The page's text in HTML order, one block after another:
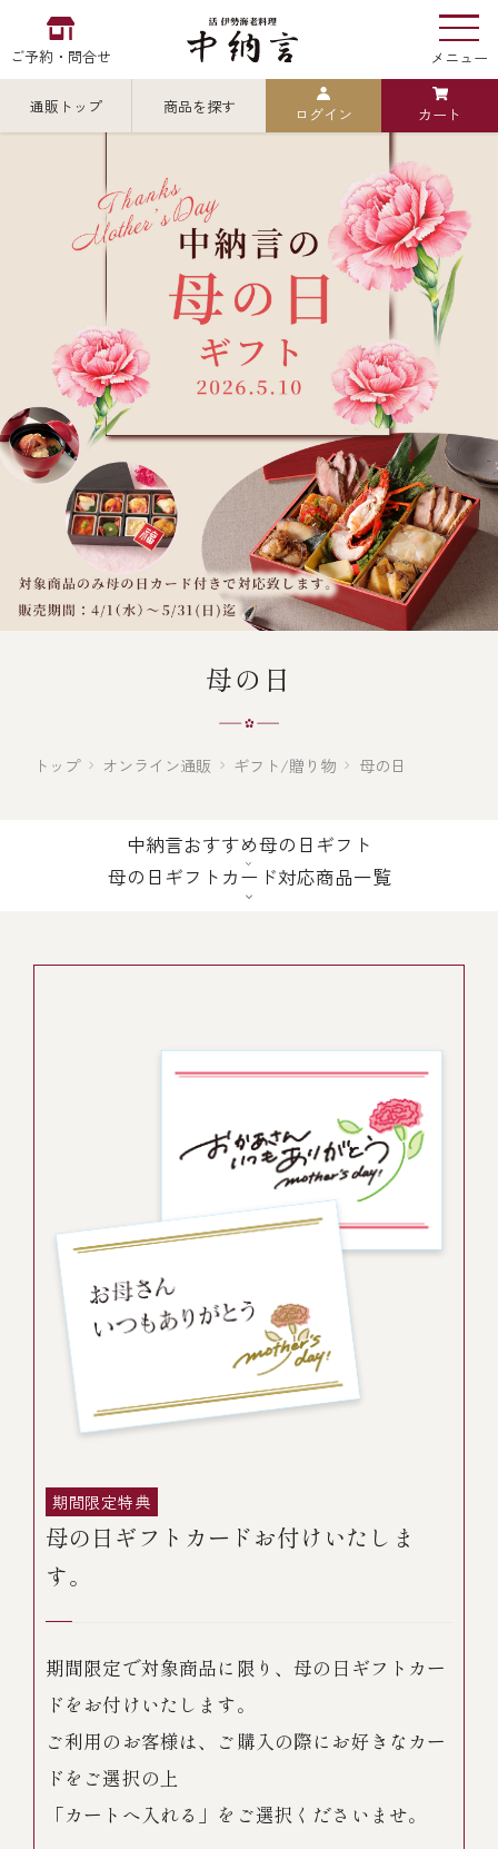
ご予約・問合せ メニュー
お食い初め
中納言の伊勢海老
用途・シーン
ご結婚式 1.5次会・
二次会
レストラン
オンライン通販
(造り/焼物/蒸し/ボイル伊勢海老)
(ごちそう重/誕生日重/還暦重/お食い初め重)
(生おせち/おせち冷凍)
(中納言/鉄板焼ひかり)
（中納言厨房）
弁当宅配・仕出し
製薬会社・MR 採用情報
ご意見・お問合せ
通販トップ 商品を探す
検索
カテゴリから探す 全ての商品を見る
伊勢海老
全ての商品を見る
お造り（お刺身）
焼物
蒸し
ボイル伊勢海老
ごちそう重
全ての商品を見る
ごちそう重
還暦重
おせち
全ての商品を見る
生おせち
海鮮鍋
海鮮ＢＢＱ
スープ・スープカレー
お味噌汁
鉄板焼ひかり
お弁当（冷凍）
ギフト/贈り物
価格で探す
～￥2,999
￥5,000～￥9,999
￥15,000～￥19,999
￥20,000～
ログイン カート
母の日
トップ オンライン通販 ギフト/贈り物 母の日
中納言おすすめ母の日ギフト
母の日ギフトカード対応商品一覧
期間限定特典
母の日ギフトカードお付けいたしま
す。
期間限定で対象商品に限り、母の日ギフトカー
ドをお付けいたします。
ご利用のお客様は、ご購入の際にお好きなカー
ドをご選択の上
「カートへ入れる」をご選択くださいませ。